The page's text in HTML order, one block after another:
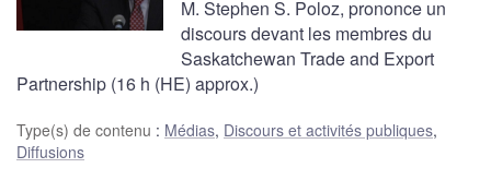
M. Stephen S. Poloz, prononce un
discours devant les membres du
Saskatchewan Trade and Export
Partnership (16 h (HE) approx.)
Type(s) de contenu : Médias, Discours et activités publiques,
Diffusions